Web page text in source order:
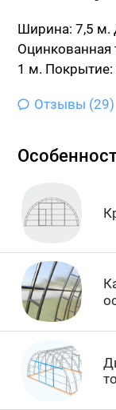
Ширина: 7,5 м.
Оцинкованная
1 м. Покрытие:
Отзывы (29)